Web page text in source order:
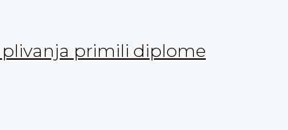
plivanja primili diplome